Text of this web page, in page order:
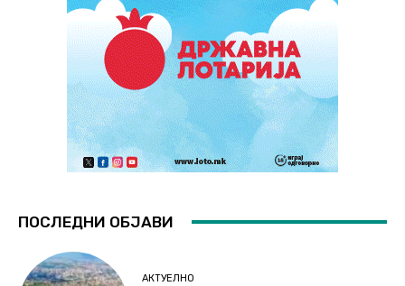
ПОСЛЕДНИ ОБЈАВИ
АКТУЕЛНО